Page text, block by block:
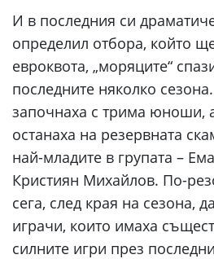
И в последния си
определил отбора, който
евроквота, „моряците“
последните няколко
започнаха с трима юноши,
останаха на резервната
най-младите в групата –
Кристиян Михайлов. По-
сега, след края на сезона,
играчи, които имаха
силните игри през